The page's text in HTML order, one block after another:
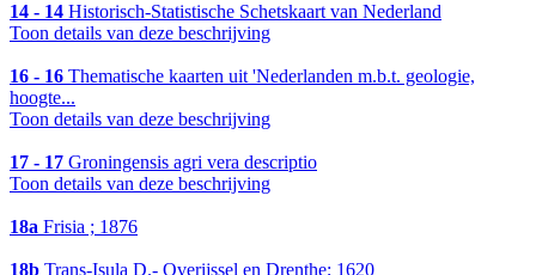
14 - 14 Historisch-Statistische Schetskaart van Nederland
Toon details van deze beschrijving
16 - 16 Thematische kaarten uit 'Nederlanden m.b.t. geologie,
hoogte...
Toon details van deze beschrijving
17 - 17 Groningensis agri vera descriptio
Toon details van deze beschrijving
18a Frisia ; 1876
18b Trans-Isula D.- Overijssel en Drenthe; 1620